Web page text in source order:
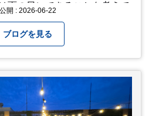
雨の日にできることを考えて
たが、お家には代々10年以上
すが、そのメダカの池にはト
ヤゴがいたり、変な虫が いた
ダカを食べてしまうのでほん
すが、トンボに かえるところ
ました。 が、途中までかえり
なようでした。 秋にはたくさ
公開 : 2026-06-22
ブログを見る